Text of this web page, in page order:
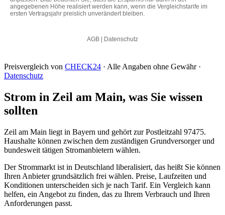
Preisvergleich von CHECK24 · Alle Angaben ohne Gewähr ·
Datenschutz
Strom in Zeil am Main, was Sie wissen
sollten
Zeil am Main liegt in Bayern und gehört zur Postleitzahl 97475.
Haushalte können zwischen dem zuständigen Grundversorger und
bundesweit tätigen Stromanbietern wählen.
Der Strommarkt ist in Deutschland liberalisiert, das heißt Sie können
Ihren Anbieter grundsätzlich frei wählen. Preise, Laufzeiten und
Konditionen unterscheiden sich je nach Tarif. Ein Vergleich kann
helfen, ein Angebot zu finden, das zu Ihrem Verbrauch und Ihren
Anforderungen passt.